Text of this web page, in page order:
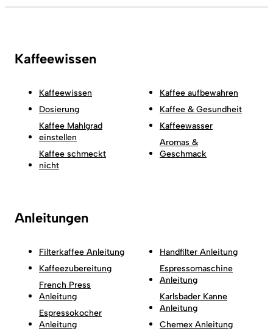
Kaffeewissen
Kaffeewissen
Dosierung
Kaffee Mahlgrad
einstellen
Kaffee schmeckt
nicht
Kaffee aufbewahren
Kaffee & Gesundheit
Kaffeewasser
Aromas &
Geschmack
Anleitungen
Filterkaffee Anleitung
Kaffeezubereitung
French Press
Anleitung
Espressokocher
Anleitung
Handfilter Anleitung
Espressomaschine
Anleitung
Karlsbader Kanne
Anleitung
Chemex Anleitung